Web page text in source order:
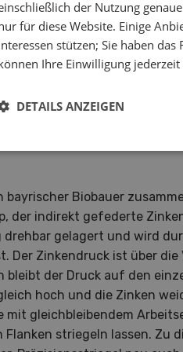
ist der Einsatz an
schlaff sind und sich
Weniger effektiv ist das
und Vogelwicke und
und Quecke. Diese
verwurzelt.
Biobauer
der indirekt gefederte
gelagert und wird
Der Zinkendruck ist über die
bleibt der Druck auf den
hoch und die Zinken
mit gleichbleibendem
striegeln lassen. Zu
der Nutzung
für diese Website. Einige
stützen; Sie haben das
Ihre Einwilligung jederzeit
DETAILS ANZEIGEN